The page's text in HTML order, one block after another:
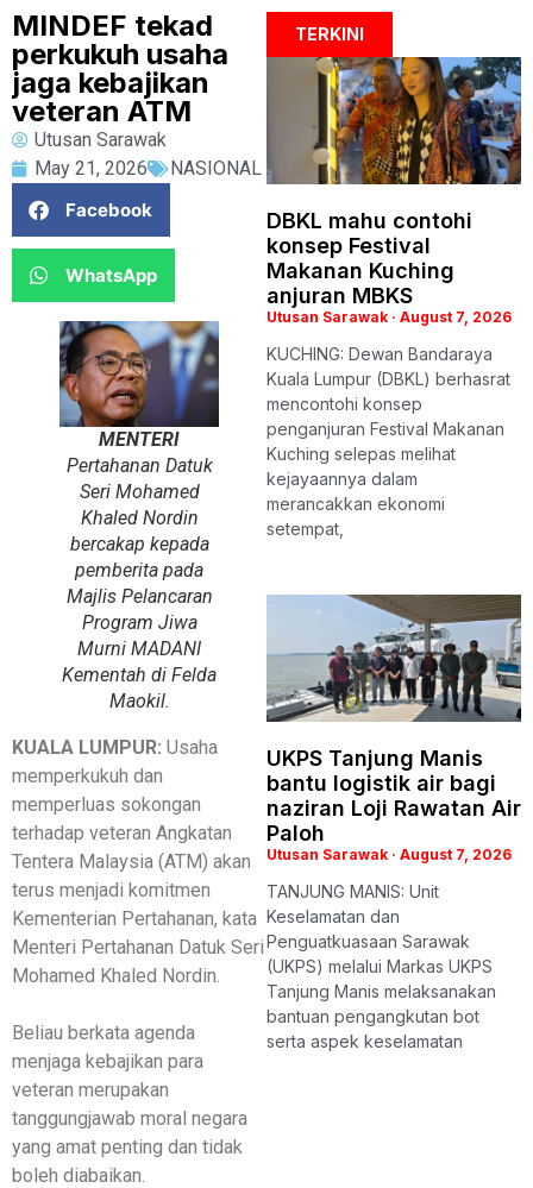
MINDEF tekad
perkukuh usaha
jaga kebajikan
veteran ATM
Utusan Sarawak
May 21, 2026
NASIONAL
Facebook
WhatsApp
MENTERI
Pertahanan Datuk
Seri Mohamed
Khaled Nordin
bercakap kepada
pemberita pada
Majlis Pelancaran
Program Jiwa
Murni MADANI
Kementah di Felda
Maokil.
KUALA LUMPUR: Usaha
memperkukuh dan
memperluas sokongan
terhadap veteran Angkatan
Tentera Malaysia (ATM) akan
terus menjadi komitmen
Kementerian Pertahanan, kata
Menteri Pertahanan Datuk Seri
Mohamed Khaled Nordin.
Beliau berkata agenda
menjaga kebajikan para
veteran merupakan
tanggungjawab moral negara
yang amat penting dan tidak
boleh diabaikan.
TERKINI
DBKL mahu contohi
konsep Festival
Makanan Kuching
anjuran MBKS
Utusan Sarawak August 7, 2026
KUCHING: Dewan Bandaraya
Kuala Lumpur (DBKL) berhasrat
mencontohi konsep
penganjuran Festival Makanan
Kuching selepas melihat
kejayaannya dalam
merancakkan ekonomi
setempat,
UKPS Tanjung Manis
bantu logistik air bagi
naziran Loji Rawatan Air
Paloh
Utusan Sarawak August 7, 2026
TANJUNG MANIS: Unit
Keselamatan dan
Penguatkuasaan Sarawak
(UKPS) melalui Markas UKPS
Tanjung Manis melaksanakan
bantuan pengangkutan bot
serta aspek keselamatan